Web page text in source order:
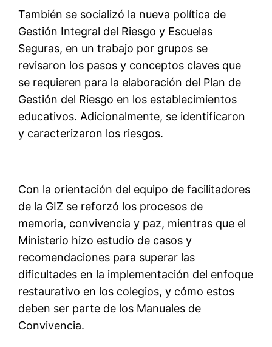
También se socializó la nueva política de
Gestión Integral del Riesgo y Escuelas
Seguras, en un trabajo por grupos se
revisaron los pasos y conceptos claves que
se requieren para la elaboración del Plan de
Gestión del Riesgo en los establecimientos
educativos. Adicionalmente, se identificaron
y caracterizaron los riesgos.
Con la orientación del equipo de facilitadores
de la GIZ se reforzó los procesos de
memoria, convivencia y paz, mientras que el
Ministerio hizo estudio de casos y
recomendaciones para superar las
dificultades en la implementación del enfoque
restaurativo en los colegios, y cómo estos
deben ser parte de los Manuales de
Convivencia.